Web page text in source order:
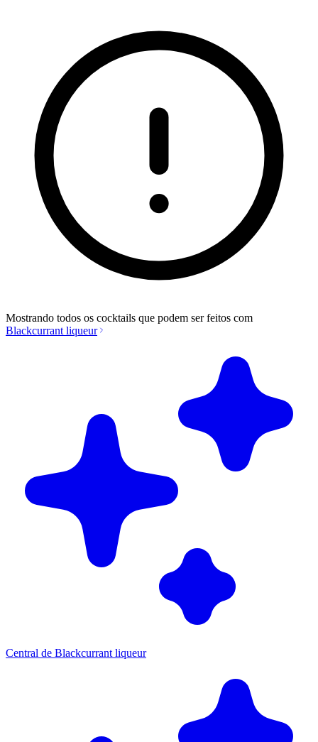
Mostrando todos os cocktails que podem ser feitos com
Blackcurrant liqueur
Central de Blackcurrant liqueur